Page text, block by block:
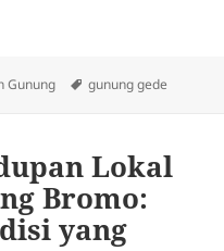
Gunung Tags
gunung gede
Lokal
Bromo:
yang